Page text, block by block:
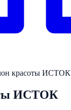
красоты ИСТОК
ИСТОК